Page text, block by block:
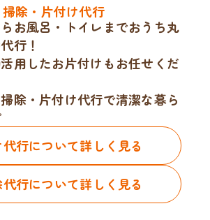
掃除・片付け代行
お風呂・トイレまでおうち丸
行！
用したお片付けもお任せくだ
除・片付け代行で清潔な暮ら
行について詳しく見る
行について詳しく見る